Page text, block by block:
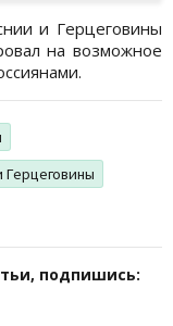
и Герцеговины
на возможное
Герцеговины
подпишись: